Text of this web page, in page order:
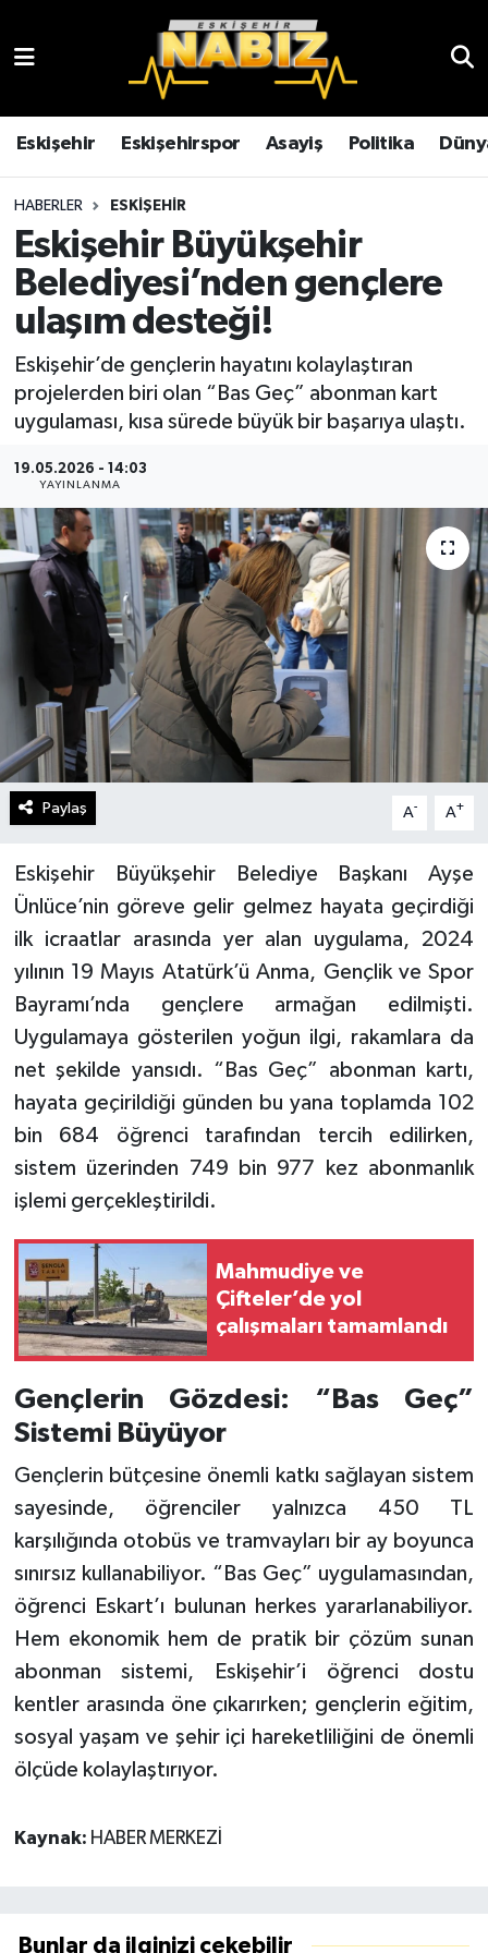
Eskişehir Eskişehirspor Asayiş Politika
HABERLER ESKIŞEHIR
Eskişehir Büyükşehir
Belediyesi’nden gençlere
ulaşım desteği!
Eskişehir’de gençlerin hayatını kolaylaştıran
projelerden biri olan “Bas Geç” abonman kart
uygulaması, kısa sürede büyük bir başarıya ulaştı.
19.05.2026 - 14:03
YAYINLANMA
Paylaş A- A+
Eskişehir Büyükşehir Belediye Başkanı Ayşe
Ünlüce’nin göreve gelir gelmez hayata geçirdiği
ilk icraatlar arasında yer alan uygulama, 2024
yılının 19 Mayıs Atatürk’ü Anma, Gençlik ve Spor
Bayramı’nda gençlere armağan edilmişti.
Uygulamaya gösterilen yoğun ilgi, rakamlara da
net şekilde yansıdı. “Bas Geç” abonman kartı,
hayata geçirildiği günden bu yana toplamda 102
bin 684 öğrenci tarafından tercih edilirken,
sistem üzerinden 749 bin 977 kez abonmanlık
işlemi gerçekleştirildi.
Mahmudiye ve
Çifteler’de yol
çalışmaları tamamlandı
Gençlerin Gözdesi: “Bas Geç”
Sistemi Büyüyor
Gençlerin bütçesine önemli katkı sağlayan sistem
sayesinde, öğrenciler yalnızca 450 TL
karşılığında otobüs ve tramvayları bir ay boyunca
sınırsız kullanabiliyor. “Bas Geç” uygulamasından,
öğrenci Eskart’ı bulunan herkes yararlanabiliyor.
Hem ekonomik hem de pratik bir çözüm sunan
abonman sistemi, Eskişehir’i öğrenci dostu
kentler arasında öne çıkarırken; gençlerin eğitim,
sosyal yaşam ve şehir içi hareketliliğini de önemli
ölçüde kolaylaştırıyor.
Kaynak: HABER MERKEZİ
Bunlar da ilginizi çekebilir
Çevre
Eğitim
Ekonomi
Eskişehir
Eskişehirspor
Genel
Gündem
Kültür Sanat
Magazin
Politika
Sağlık
Spor
Yaşam
Yurttan
Eskişehir Hava Durumu
Eskişehir Trafik Yoğunluk Haritası
TFF 3.Lig 4.Grup Puan Durumu ve Fikstür
Tüm Manşetler
Son Dakika Haberleri
Haber Arşivi